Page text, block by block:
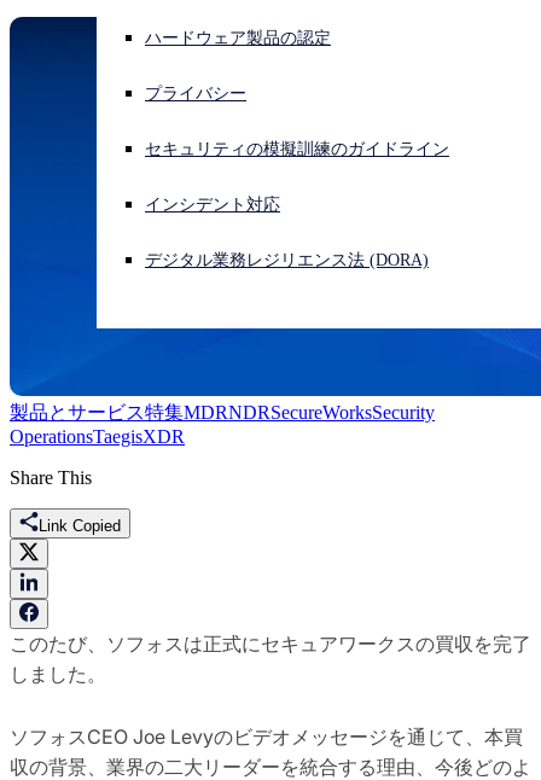
サイバー攻撃を受けている場合、連絡先はこちら
ハードウェア製品の認定
プライバシー
セキュリティの模擬訓練のガイドライン
インシデント対応
デジタル業務レジリエンス法 (DORA)
製品とサービス特集MDRNDRSecureWorksSecurity
OperationsTaegisXDR
Share This
Link Copied
このたび、ソフォスは正式にセキュアワークスの買収を完了
しました。
ソフォスCEO Joe Levyのビデオメッセージを通じて、本買
収の背景、業界の二大リーダーを統合する理由、今後どのよ